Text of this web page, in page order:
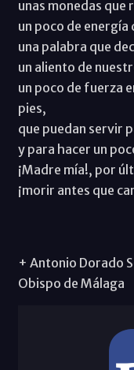
unas monedas que
un poco de energía
una palabra que
un aliento de
un poco de fuerza
pies,
que puedan servir
y para hacer un
¡Madre mía!, por
¡morir antes que
+ Antonio Dorado
Obispo de Málaga